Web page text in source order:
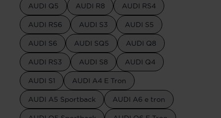
AUDI Q5 AUDI R8 AUDI RS4
AUDI RS6 AUDI S3 AUDI S5
AUDI S6 AUDI SQ5 AUDI Q8
AUDI RS3 AUDI S8 AUDI Q4
AUDI S1 AUDI A4 E Tron
AUDI A5 Sportback AUDI A6 e tron